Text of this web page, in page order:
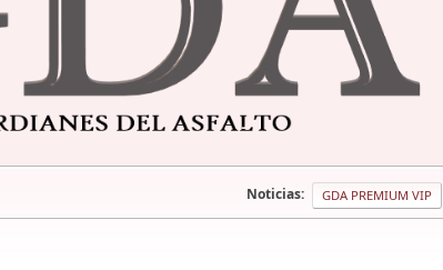
Noticias: GDA PREMIUM VIP